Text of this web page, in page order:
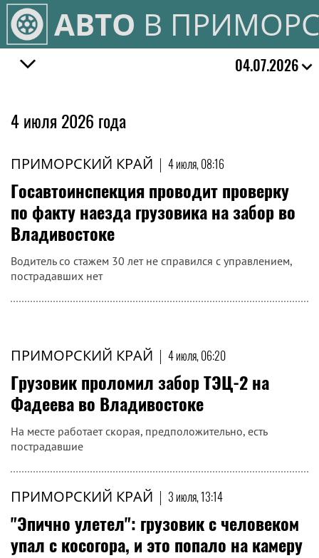
АВТО В
04.07.2026
4 июля 2026 года
ПРИМОРСКИЙ КРАЙ | 4 июля, 08:16
Госавтоинспекция проводит проверку
по факту наезда грузовика на забор во
Владивостоке
Водитель со стажем 30 лет не справился с управлением,
пострадавших нет
ПРИМОРСКИЙ КРАЙ | 4 июля, 06:20
Грузовик проломил забор ТЭЦ-2 на
Фадеева во Владивостоке
На месте работает скорая, предположительно, есть
пострадавшие
ПРИМОРСКИЙ КРАЙ | 3 июля, 13:14
"Эпично улетел": грузовик с человеком
упал с косогора, и это попало на камеру